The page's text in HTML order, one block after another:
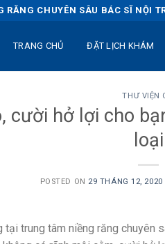
RĂNG CHUYÊN SÂU BÁC SĨ NỘI
TRANG CHỦ ĐẶT LỊCH KHÁM
THƯ VIỆN
cười hở lợi cho
loại
POSTED ON 29 THÁNG 12, 2020
tại trung tâm niềng răng chuyên